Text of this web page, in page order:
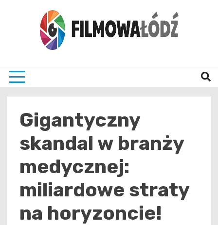
Gigantyczny
skandal w branży
medycznej:
miliardowe straty
na horyzoncie!